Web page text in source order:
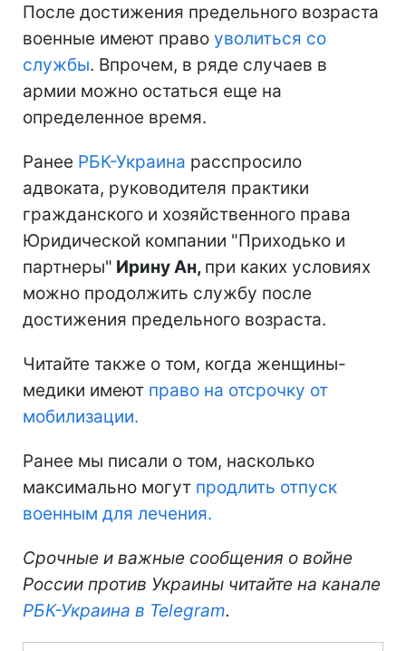
После достижения предельного возраста
военные имеют право уволиться со
службы. Впрочем, в ряде случаев в
армии можно остаться еще на
определенное время.
Ранее РБК-Украина расспросило
адвоката, руководителя практики
гражданского и хозяйственного права
Юридической компании "Приходько и
партнеры" Ирину Ан, при каких условиях
можно продолжить службу после
достижения предельного возраста.
Читайте также о том, когда женщины-
медики имеют право на отсрочку от
мобилизации.
Ранее мы писали о том, насколько
максимально могут продлить отпуск
военным для лечения.
Срочные и важные сообщения о войне
России против Украины читайте на канале
РБК-Украина в Telegram.